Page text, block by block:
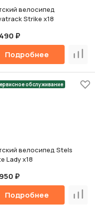
велосипед
Strike х18
₽
Подробнее
обслуживание
велосипед Stels
Lady х18
₽
Подробнее